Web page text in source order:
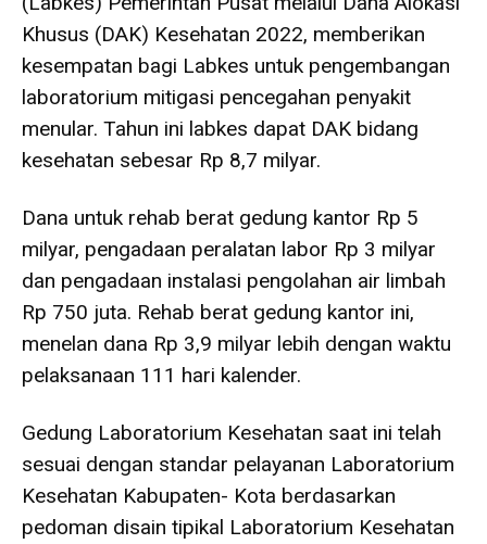
Khusus (DAK) Kesehatan 2022, memberikan
kesempatan bagi Labkes untuk pengembangan
laboratorium mitigasi pencegahan penyakit
menular. Tahun ini labkes dapat DAK bidang
kesehatan sebesar Rp 8,7 milyar.
Dana untuk rehab berat gedung kantor Rp 5
milyar, pengadaan peralatan labor Rp 3 milyar
dan pengadaan instalasi pengolahan air limbah
Rp 750 juta. Rehab berat gedung kantor ini,
menelan dana Rp 3,9 milyar lebih dengan waktu
pelaksanaan 111 hari kalender.
Gedung Laboratorium Kesehatan saat ini telah
sesuai dengan standar pelayanan Laboratorium
Kesehatan Kabupaten- Kota berdasarkan
pedoman disain tipikal Laboratorium Kesehatan